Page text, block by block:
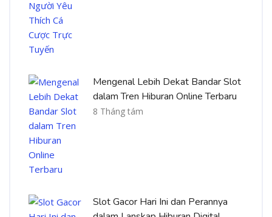
Mengenal Lebih Dekat Bandar Slot
dalam Tren Hiburan Online Terbaru
8 Tháng tám
Slot Gacor Hari Ini dan Perannya